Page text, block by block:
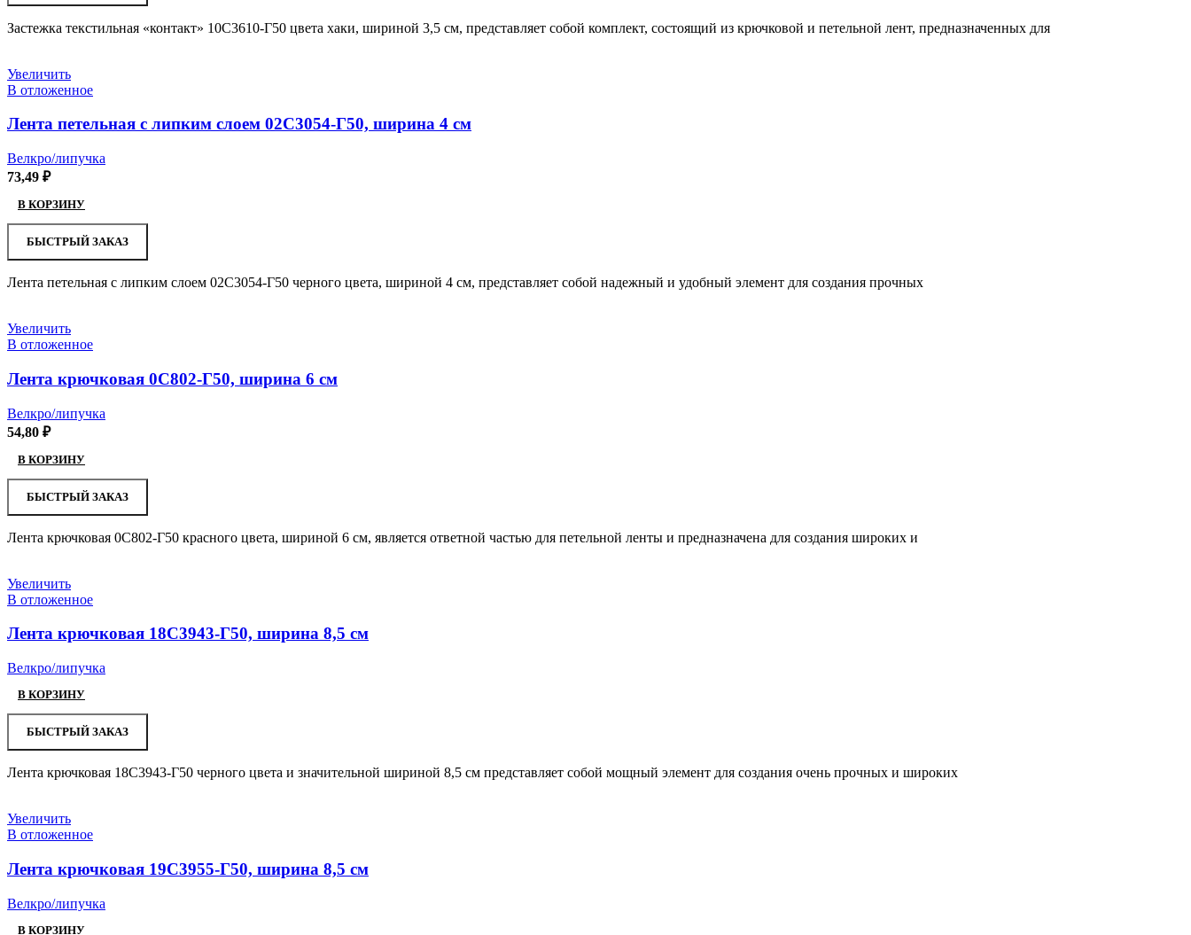
Застежка текстильная «контакт» 10С3610-Г50 цвета хаки, шириной 3,5 см, представляет собой комплект, состоящий из крючковой и петельной лент, предназначенных для
Увеличить
В отложенное
Лента петельная с липким слоем 02С3054-Г50, ширина 4 см
Велкро/липучка
73,49 ₽
В КОРЗИНУ
БЫСТРЫЙ ЗАКАЗ
Лента петельная с липким слоем 02С3054-Г50 черного цвета, шириной 4 см, представляет собой надежный и удобный элемент для создания прочных
Увеличить
В отложенное
Лента крючковая 0С802-Г50, ширина 6 см
Велкро/липучка
54,80 ₽
В КОРЗИНУ
БЫСТРЫЙ ЗАКАЗ
Лента крючковая 0С802-Г50 красного цвета, шириной 6 см, является ответной частью для петельной ленты и предназначена для создания широких и
Увеличить
В отложенное
Лента крючковая 18С3943-Г50, ширина 8,5 см
Велкро/липучка
В КОРЗИНУ
БЫСТРЫЙ ЗАКАЗ
Лента крючковая 18С3943-Г50 черного цвета и значительной шириной 8,5 см представляет собой мощный элемент для создания очень прочных и широких
Увеличить
В отложенное
Лента крючковая 19С3955-Г50, ширина 8,5 см
Велкро/липучка
В КОРЗИНУ